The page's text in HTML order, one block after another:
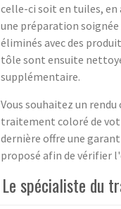
celle-ci soit en tuiles,
une préparation
éliminés avec des
tôle sont ensuite
supplémentaire.
Vous souhaitez un
traitement coloré de
dernière offre une
proposé afin de vérifier
Le spécialiste du